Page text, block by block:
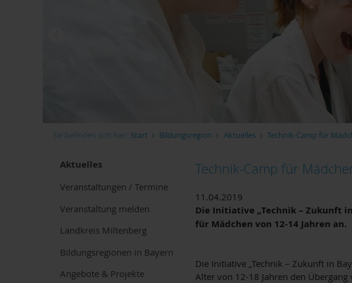
Sie befinden sich hier: Start Bildungsregion Aktuelles Technik-Camp für
Aktuelles
Veranstaltungen / Termine
Veranstaltung melden
Landkreis Miltenberg
Bildungsregionen in Bayern
Angebote & Projekte
Technik-Camp für
11.04.2019
Die Initiative „Technik – Zukunft
für Mädchen von 12-14 Jahren an.
Die Initiative „Technik – Zukunft in
Alter von 12-18 Jahren den